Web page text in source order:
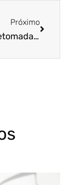
Próximo
Hora da retomada: veja como substituir empréstimos anteriores à pandemia e economize!